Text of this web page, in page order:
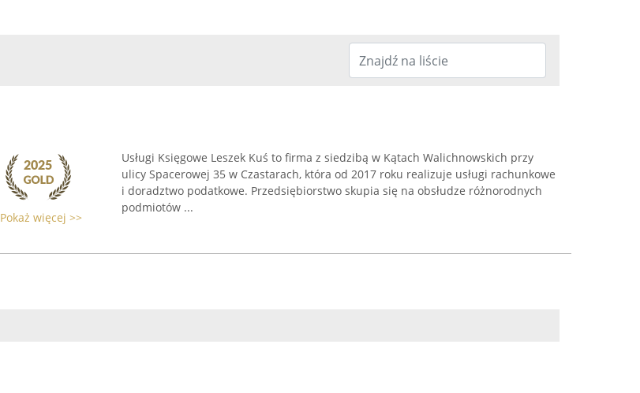
Pokaż więcej >>
Usługi Księgowe Leszek Kuś to firma z siedzibą w Kątach Walichnowskich przy
ulicy Spacerowej 35 w Czastarach, która od 2017 roku realizuje usługi rachunkowe
i doradztwo podatkowe. Przedsiębiorstwo skupia się na obsłudze różnorodnych
podmiotów ...